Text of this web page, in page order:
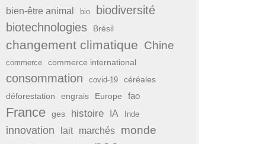
bien-être animal bio
biodiversité
biotechnologies
Brésil
changement climatique Chine
commerce commerce international
consommation covid-19 céréales
déforestation engrais Europe fao
France ges histoire IA Inde
innovation lait marchés monde